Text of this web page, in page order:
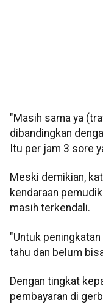
"Masih sama ya
dibandingkan
Itu per jam 3 sore
Meski demikian,
kendaraan
masih terkendali.
"Untuk
tahu dan belum
Dengan tingkat
pembayaran di